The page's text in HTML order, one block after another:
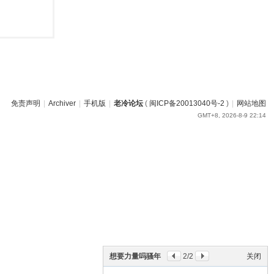
关闭
想要力量吗骚年 2/2
免责声明 Archiver 手机版 老冷论坛( 闽ICP备20013040号-2 ) 网站地图
GMT+8, 2026-8-9 22:14